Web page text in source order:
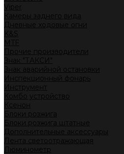
Viper
Камеры заднего вида
Дневные ходовые огни
K&S
MTF
Прочие производители
Знак "ТАКСИ"
Знак аварийной остановки
Инспекционный фонарь
Инструмент
Комбо устройство
Ксенон
Блоки розжига
Блоки розжига штатные
Дополнительные аксессуары
Лента светоотражающая
Люминометр